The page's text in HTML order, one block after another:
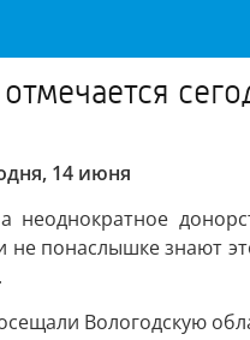
14 июня
понаслышке знают
Вологодскую